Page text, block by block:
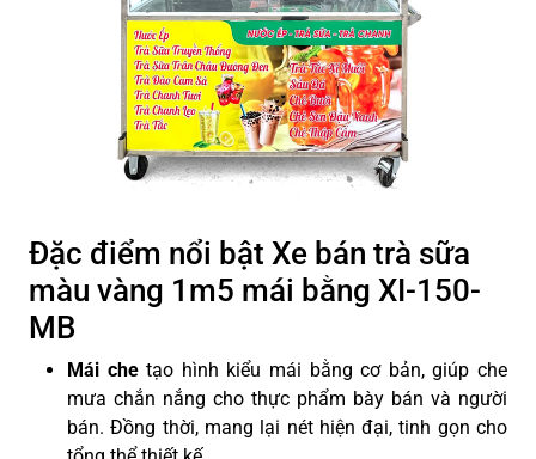
Đặc điểm nổi bật Xe bán trà sữa
màu vàng 1m5 mái bằng XI-150-
MB
Mái chetạo hình kiểu mái bằng cơ bản, giúp che
mưa chắn nắng cho thực phẩm bày bán và người
bán. Đồng thời, mang lại nét hiện đại, tinh gọn cho